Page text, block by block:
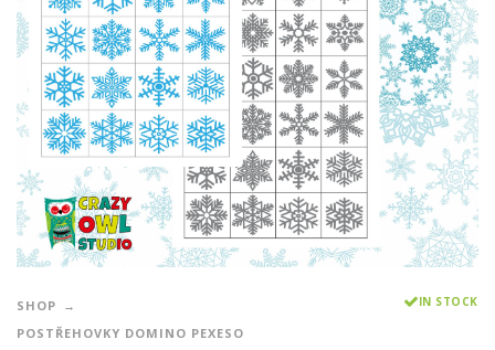
SHOP
POSTŘEHOVKY DOMINO PEXESO
IN STOCK